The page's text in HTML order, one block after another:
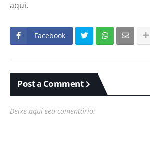
aqui.
Facebook
Post a Comment
Deixe aqui seu comentário: